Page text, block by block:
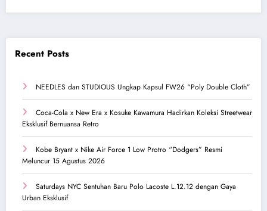
Recent Posts
NEEDLES dan STUDIOUS Ungkap Kapsul FW26 “Poly Double Cloth”
Coca-Cola x New Era x Kosuke Kawamura Hadirkan Koleksi Streetwear
Eksklusif Bernuansa Retro
Kobe Bryant x Nike Air Force 1 Low Protro “Dodgers” Resmi
Meluncur 15 Agustus 2026
Saturdays NYC Sentuhan Baru Polo Lacoste L.12.12 dengan Gaya
Urban Eksklusif